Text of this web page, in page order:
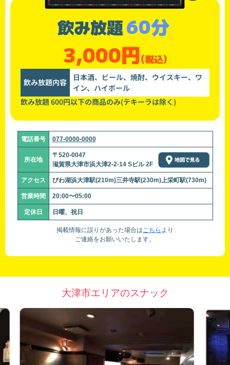
飲み放題60分
3,000円(税込)
飲み放題内容
日本酒、ビール、焼酎、ウイスキー、ワ
イン、ハイボール
飲み放題 600円以下の商品のみ(テキーラは除く)
電話番号 077-0000-0000
所在地
〒520-0047
滋賀県大津市浜大津2-2-14 Sビル 2F
アクセス びわ湖浜大津駅(210m)三井寺駅(230m)上栄町駅(730m)
営業時間 20:00〜05:00
定休日 日曜、祝日
掲載情報に誤りがあった場合はこちら より
ご連絡をお願いいたします。
大津市エリアのスナック